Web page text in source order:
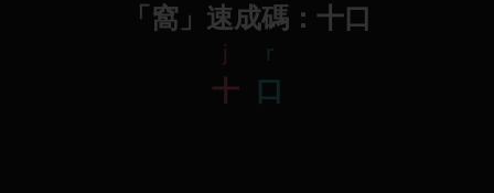
「窩」速成碼：十口
j
十
r
口